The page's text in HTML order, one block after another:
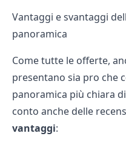
Vantaggi e svantaggi
panoramica
Come tutte le offerte,
presentano sia pro che
panoramica più chiara
conto anche delle
vantaggi: